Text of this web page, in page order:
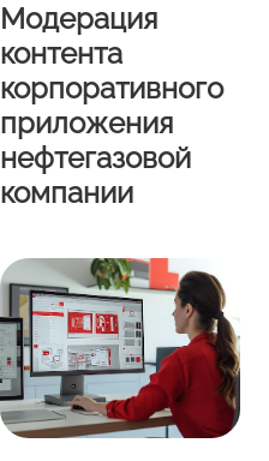
Модерация
контента
корпоративного
приложения
нефтегазовой
компании